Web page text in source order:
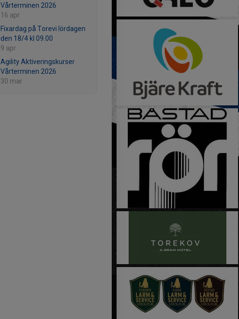
Vårterminen 2026
16 apr
Fixardag på Torevi lördagen
den 18/4 kl 09.00
9 apr
Agility Aktiveringskurser
Vårterminen 2026
30 mar